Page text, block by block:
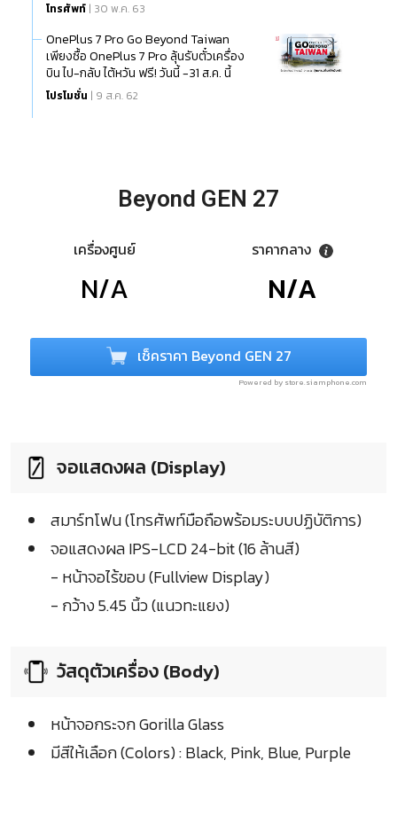
โทรศัพท์ | 30 พ.ค. 63
OnePlus 7 Pro Go Beyond Taiwan
เพียงซื้อ OnePlus 7 Pro ลุ้นรับตั๋วเครื่อง
บิน ไป-กลับ ไต้หวัน ฟรี! วันนี้ -31 ส.ค. นี้
โปรโมชั่น | 9 ส.ค. 62
Beyond GEN 27
เครื่องศูนย์
N/A
ราคากลาง
N/A
เช็คราคา Beyond GEN 27
Powered by store.siamphone.com
จอแสดงผล (Display)
สมาร์ทโฟน (โทรศัพท์มือถือพร้อมระบบปฏิบัติการ)
จอแสดงผล IPS-LCD 24-bit (16 ล้านสี)
- หน้าจอไร้ขอบ (Fullview Display)
- กว้าง 5.45 นิ้ว (แนวทะแยง)
วัสดุตัวเครื่อง (Body)
หน้าจอกระจก Gorilla Glass
มีสีให้เลือก (Colors) : Black, Pink, Blue, Purple